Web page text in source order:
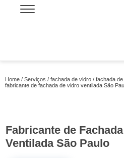
Home Serviços fachada de vidro
fachada
fabricante de fachada de vidro ventilada São
Fabricante de
Ventilada São Paulo